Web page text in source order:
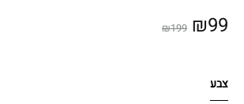
₪99
₪199
צבע